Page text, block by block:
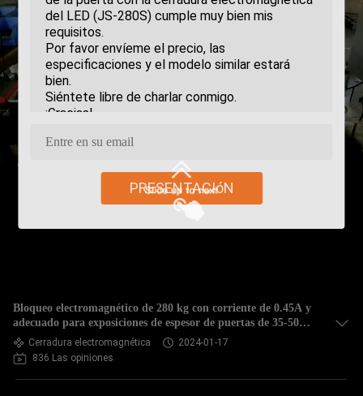
PRESENTACIóN
Bloqueo electromagnético de 280 kg con corriente de 0.45A y
adecuado para exposiciones de espesor de puertas de 35-50
mm en Essen Alemania
Cerradura electromagnética
2024-01-17
836 Las opiniones